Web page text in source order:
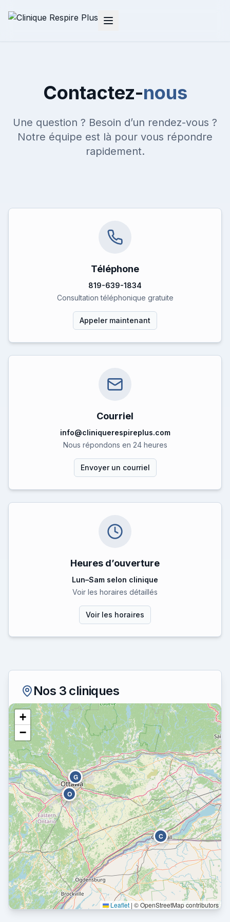
Contactez-nous
Une question ? Besoin d’un rendez-vous ?
Notre équipe est là pour vous répondre
rapidement.
Téléphone
819-639-1834
Consultation téléphonique gratuite
Appeler maintenant
Courriel
info@cliniquerespireplus.com
Nous répondons en 24 heures
Envoyer un courriel
Heures d’ouverture
Lun–Sam selon clinique
Voir les horaires détaillés
Voir les horaires
Nos 3 cliniques
G
O
C
+
−
Leaflet | © OpenStreetMap contributors